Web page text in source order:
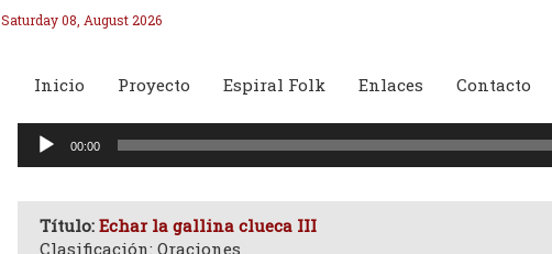
Saturday 08, August 2026
Inicio Proyecto Espiral Folk Enlaces Contacto
Reproductor
00:00
Título: Echar la gallina clueca III
Clasificación: Oraciones